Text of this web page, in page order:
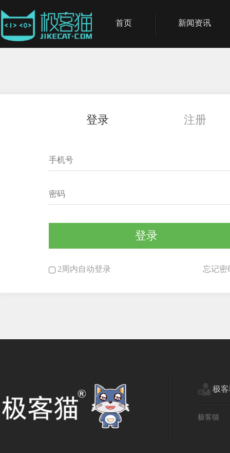
首页 新闻资讯
登录 注册
登录
2周内自动登录 忘记密
极
极客猫